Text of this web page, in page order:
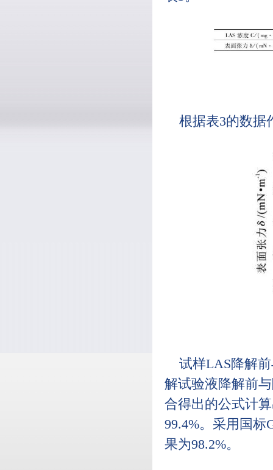
根据表3的数据
试样LAS降解
解试验液降解前
合得出的公式计
99.4%。采用国标
果为98.2%。